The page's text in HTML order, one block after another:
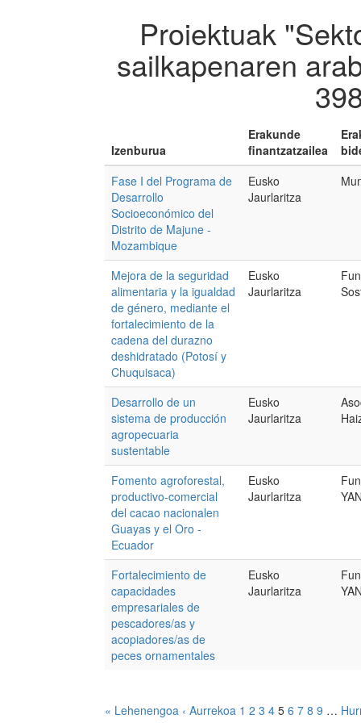
Proiektuak
sailkapenaren
Izenburua
Erakunde
finantzatzailea
Fase I del Programa de
Desarrollo
Socioeconómico del
Distrito de Majune -
Mozambique
Eusko
Jaurlaritza
Mejora de la seguridad
alimentaria y la igualdad
de género, mediante el
fortalecimiento de la
cadena del durazno
deshidratado (Potosí y
Chuquisaca)
Eusko
Jaurlaritza
Desarrollo de un
sistema de producción
agropecuaria
sustentable
Eusko
Jaurlaritza
Fomento agroforestal,
productivo-comercial
del cacao nacionalen
Guayas y el Oro -
Ecuador
Eusko
Jaurlaritza
Fortalecimiento de
capacidades
empresariales de
pescadores/as y
acopiadores/as de
peces ornamentales
Eusko
Jaurlaritza
« Lehenengoa ‹ Aurrekoa 1 2 3 4 5 6 7 8 9 …